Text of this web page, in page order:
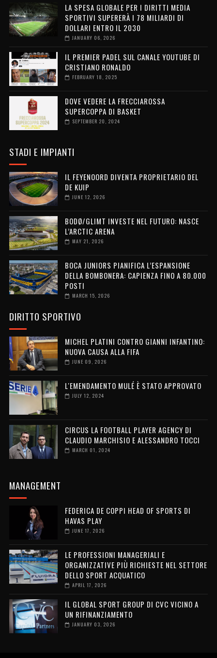
LA SPESA GLOBALE PER I DIRITTI MEDIA
SPORTIVI SUPERERÀ I 78 MILIARDI DI
DOLLARI ENTRO IL 2030
JANUARY 06, 2026
IL PREMIER PADEL SUL CANALE YOUTUBE DI
CRISTIANO RONALDO
FEBRUARY 18, 2025
DOVE VEDERE LA FRECCIAROSSA
SUPERCOPPA DI BASKET
SEPTEMBER 20, 2024
STADI E IMPIANTI
IL FEYENOORD DIVENTA PROPRIETARIO DEL
DE KUIP
JUNE 12, 2026
BODØ/GLIMT INVESTE NEL FUTURO: NASCE
L’ARCTIC ARENA
MAY 21, 2026
BOCA JUNIORS PIANIFICA L’ESPANSIONE
DELLA BOMBONERA: CAPIENZA FINO A 80.000
POSTI
MARCH 15, 2026
DIRITTO SPORTIVO
MICHEL PLATINI CONTRO GIANNI INFANTINO:
NUOVA CAUSA ALLA FIFA
JUNE 09, 2026
L'EMENDAMENTO MULÉ È STATO APPROVATO
JULY 12, 2024
CIRCUS LA FOOTBALL PLAYER AGENCY DI
CLAUDIO MARCHISIO E ALESSANDRO TOCCI
MARCH 01, 2024
MANAGEMENT
FEDERICA DE COPPI HEAD OF SPORTS DI
HAVAS PLAY
JUNE 17, 2026
LE PROFESSIONI MANAGERIALI E
ORGANIZZATIVE PIÙ RICHIESTE NEL SETTORE
DELLO SPORT ACQUATICO
APRIL 17, 2026
IL GLOBAL SPORT GROUP DI CVC VICINO A
UN RIFINANZIAMENTO
JANUARY 03, 2026